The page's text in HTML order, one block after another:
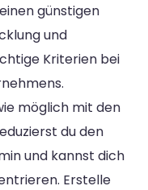
günstigen
und
Kriterien bei
möglich mit den
du den
und kannst dich
Erstelle